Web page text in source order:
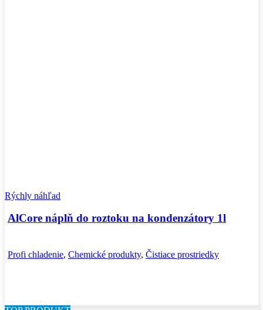
Rýchly náhľad
AlCore náplň do roztoku na kondenzátory 1l
Profi chladenie, Chemické produkty, Čistiace prostriedky